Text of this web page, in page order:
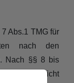
Abs.1 TMG für
nach den
Nach §§ 8 bis
jedoch nicht